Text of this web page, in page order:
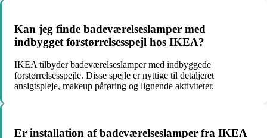
Kan jeg finde badeværelseslamper med
indbygget forstørrelsesspejl hos IKEA?
IKEA tilbyder badeværelseslamper med indbyggede
forstørrelsesspejle. Disse spejle er nyttige til detaljeret
ansigtspleje, makeup påføring og lignende aktiviteter.
Er installation af badeværelseslamper fra IKEA